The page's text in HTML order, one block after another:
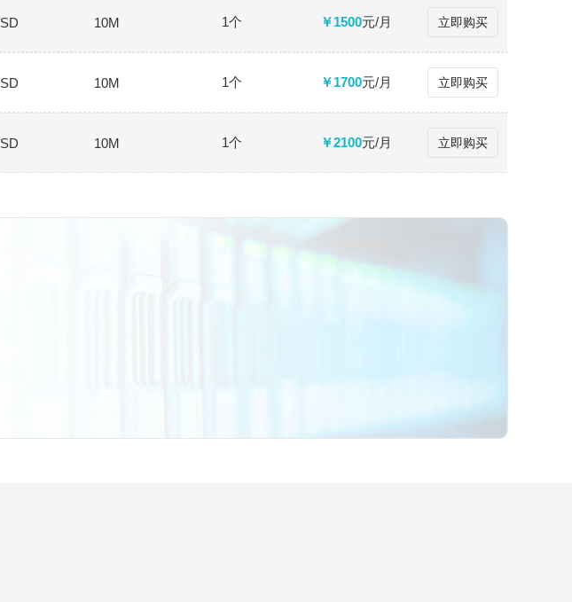
10M 1个 ￥1500元/月 立即购买
10M 1个 ￥1700元/月 立即购买
10M 1个 ￥2100元/月 立即购买